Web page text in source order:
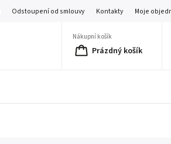
Odstoupení od smlouvy Kontakty Moje
Nákupní košík
Prázdný košík